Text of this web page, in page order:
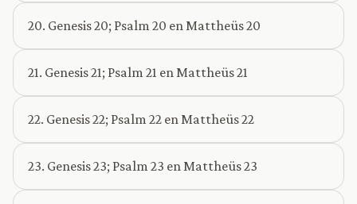
20. Genesis 20; Psalm 20 en Mattheüs 20
21. Genesis 21; Psalm 21 en Mattheüs 21
22. Genesis 22; Psalm 22 en Mattheüs 22
23. Genesis 23; Psalm 23 en Mattheüs 23